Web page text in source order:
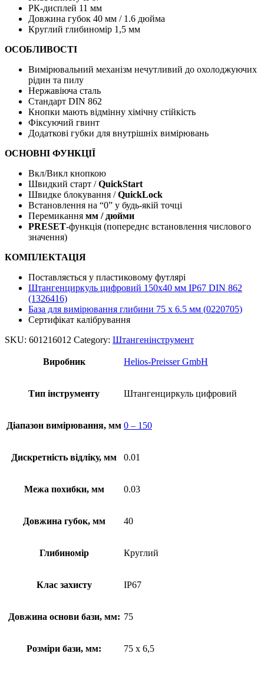
РК-дисплей 11 мм
Довжина губок 40 мм / 1.6 дюйма
Круглий глибиномір 1,5 мм
ОСОБЛИВОСТІ
Вимірювальний механізм нечутливий до охолоджуючих
рідин та пилу
Нержавіюча сталь
Стандарт DIN 862
Кнопки мають відмінну хімічну стійкість
Фіксуючий гвинт
Додаткові губки для внутрішніх вимірювань
ОСНОВНІ ФУНКЦІЇ
Вкл/Викл кнопкою
Швидкий старт /QuickStart
Швидке блокування /QuickLock
Встановлення на “0” у будь-якій точці
Перемикання мм / дюйми
PRESET-функція (попереднє встановлення числового
значення)
КОМПЛЕКТАЦІЯ
Поставляється у пластиковому футлярі
Штангенциркуль цифровий 150х40 мм IP67 DIN 862
(1326416)
База для вимірювання глибини 75 x 6.5 мм (0220705)
Сертифікат калібрування
SKU: 601216012 Category: Штангенінструмент
Виробник Helios-Preisser GmbH
Тип інструменту Штангенциркуль цифровий
Діапазон вимірювання, мм 0 – 150
Дискретність відліку, мм 0.01
Межа похибки, мм 0.03
Довжина губок, мм 40
Глибиномір Круглий
Клас захисту IP67
Довжина основи бази, мм: 75
Розміри бази, мм: 75 х 6,5